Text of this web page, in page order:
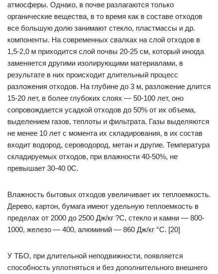
атмосферы. Однако, в почве разлагаются только
органические вещества, в то время как в составе отходов
все большую долю занимают стекло, пластмассы и др.
компоненты. На современных свалках на слой отходов в
1,5-2,0 м приходится слой почвы 20-25 см, который иногда
заменяется другими изолирующими материалами, в
результате в них происходит длительный процесс
разложения отходов. На глубине до 3 м, разложение длится
15-20 лет, в более глубоких слоях — 50-100 лет, оно
сопровождается усадкой отходов до 50% от их объема,
выделением газов, теплоты и фильтрата. Газы выделяются
не менее 10 лет с момента их складирования, в их состав
входит водород, сероводород, метан и другие. Температура
складируемых отходов, при влажности 40-50%, не
превышает 30-40 0С.
Влажность бытовых отходов увеличивает их теплоемкость.
Дерево, картон, бумага имеют удельную теплоемкость в
пределах от 2000 до 2500 Дж/кг ?С, стекло и камни — 800-
1000, железо — 400, алюминий — 860 Дж/кг °С. [20]
У ТБО, при длительной неподвижности, появляется
способность уплотняться и без дополнительного внешнего